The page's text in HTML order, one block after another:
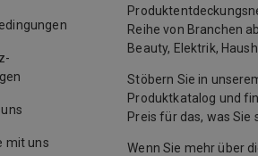
mit uns
Reihe von Branchen
Beauty, Elektrik,
Stöbern Sie in
Produktkatalog und
Preis für das, was Sie
Wenn Sie mehr über